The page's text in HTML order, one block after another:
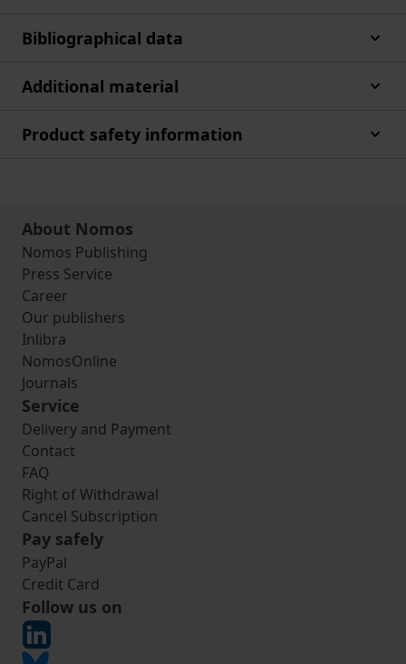
Bibliographical data
Additional material
Product safety information
About Nomos
Nomos Publishing
Press Service
Career
Our publishers
Inlibra
NomosOnline
Journals
Service
Delivery and Payment
Contact
FAQ
Right of Withdrawal
Cancel Subscription
Pay safely
PayPal
Credit Card
Follow us on